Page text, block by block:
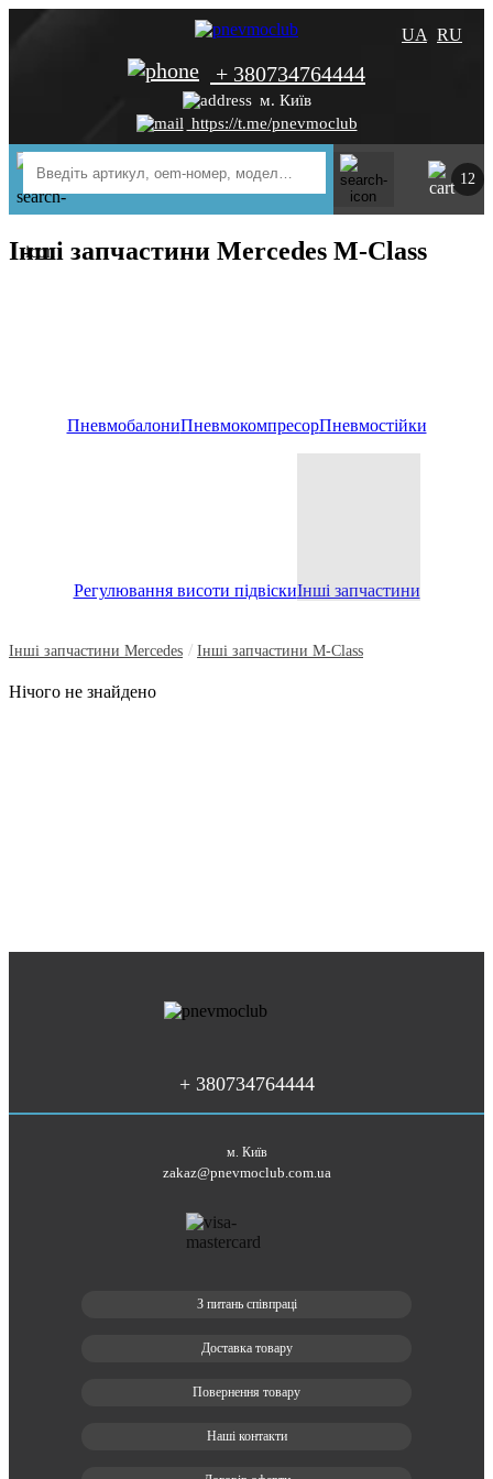
UA RU
+ 380734764444
м. Київ
https://t.me/pnevmoclub
12
Інші запчастини Mercedes M-Class
ПневмобалониПневмокомпресорПневмостійки
Регулювання висоти підвіскиІнші запчастини
Інші запчастини Mercedes / Інші запчастини M-Class
Нічого не знайдено
+ 380734764444
м. Київ
zakaz@pnevmoclub.com.ua
З питань співпраці
Доставка товару
Повернення товару
Наші контакти